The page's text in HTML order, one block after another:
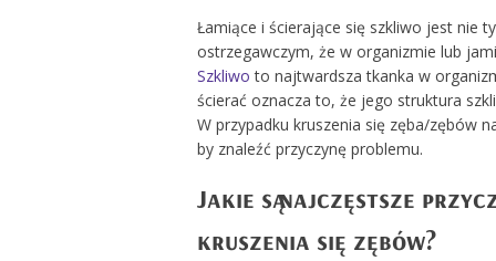
Łamiące i ścierające się szkliwo jest nie
ostrzegawczym, że w organizmie lub
Szkliwo to najtwardsza tkanka w
ścierać oznacza to, że jego struktura
W przypadku kruszenia się zęba/zębów
by znaleźć przyczynę problemu.
Jakie są najczęstsze
kruszenia się zębów?